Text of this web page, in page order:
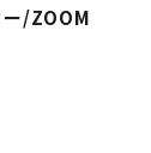
ー/ZOOM